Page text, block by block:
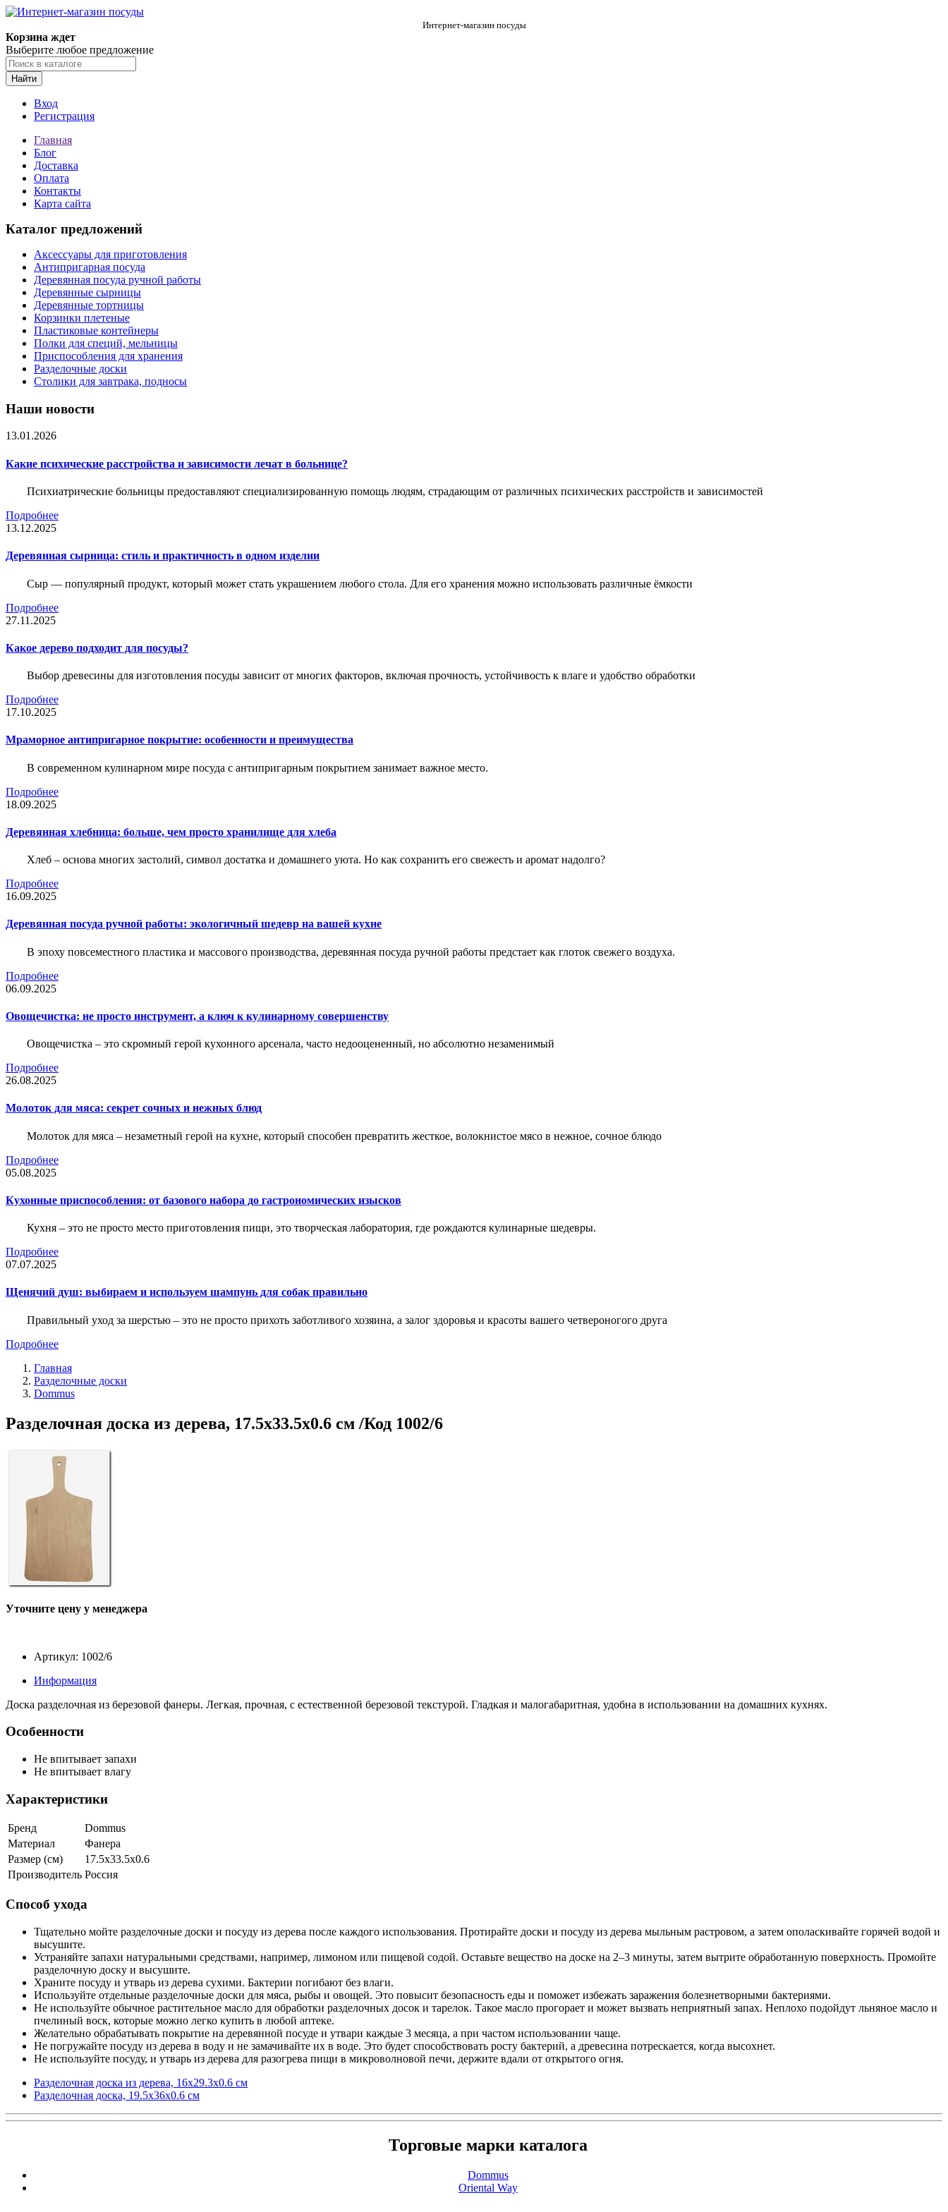
Интернет-магазин посуды
Корзина ждет
Выберите любое предложение
Найти
Вход
Регистрация
Главная
Блог
Доставка
Оплата
Контакты
Карта сайта
Каталог предложений
Аксессуары для приготовления
Антипригарная посуда
Деревянная посуда ручной работы
Деревянные сырницы
Деревянные тортницы
Корзинки плетеные
Пластиковые контейнеры
Полки для специй, мельницы
Приспособления для хранения
Разделочные доски
Столики для завтрака, подносы
Наши новости
13.01.2026
Какие психические расстройства и зависимости лечат в больнице?
Психиатрические больницы предоставляют специализированную помощь людям, страдающим от различных психических расстройств и зависимостей
Подробнее
13.12.2025
Деревянная сырница: стиль и практичность в одном изделии
Сыр — популярный продукт, который может стать украшением любого стола. Для его хранения можно использовать различные ёмкости
Подробнее
27.11.2025
Какое дерево подходит для посуды?
Выбор древесины для изготовления посуды зависит от многих факторов, включая прочность, устойчивость к влаге и удобство обработки
Подробнее
17.10.2025
Мраморное антипригарное покрытие: особенности и преимущества
В современном кулинарном мире посуда с антипригарным покрытием занимает важное место.
Подробнее
18.09.2025
Деревянная хлебница: больше, чем просто хранилище для хлеба
Хлеб – основа многих застолий, символ достатка и домашнего уюта. Но как сохранить его свежесть и аромат надолго?
Подробнее
16.09.2025
Деревянная посуда ручной работы: экологичный шедевр на вашей кухне
В эпоху повсеместного пластика и массового производства, деревянная посуда ручной работы предстает как глоток свежего воздуха.
Подробнее
06.09.2025
Овощечистка: не просто инструмент, а ключ к кулинарному совершенству
Овощечистка – это скромный герой кухонного арсенала, часто недооцененный, но абсолютно незаменимый
Подробнее
26.08.2025
Молоток для мяса: секрет сочных и нежных блюд
Молоток для мяса – незаметный герой на кухне, который способен превратить жесткое, волокнистое мясо в нежное, сочное блюдо
Подробнее
05.08.2025
Кухонные приспособления: от базового набора до гастрономических изысков
Кухня – это не просто место приготовления пищи, это творческая лаборатория, где рождаются кулинарные шедевры.
Подробнее
07.07.2025
Щенячий душ: выбираем и используем шампунь для собак правильно
Правильный уход за шерстью – это не просто прихоть заботливого хозяина, а залог здоровья и красоты вашего четвероногого друга
Подробнее
Главная
Разделочные доски
Dommus
Разделочная доска из дерева, 17.5х33.5х0.6 см /Код 1002/6
Уточните цену у менеджера
Артикул: 1002/6
Информация
Доска разделочная из березовой фанеры. Легкая, прочная, с естественной березовой текстурой. Гладкая и малогабаритная, удобна в использовании на домашних кухнях.
Особенности
Не впитывает запахи
Не впитывает влагу
Характеристики
Бренд
Dommus
Материал
Фанера
Размер (см)
17.5х33.5х0.6
Производитель Россия
Способ ухода
Тщательно мойте разделочные доски и посуду из дерева после каждого использования. Протирайте доски и посуду из дерева мыльным растровом, а затем ополаскивайте горячей водой и
высушите.
Устраняйте запахи натуральными средствами, например, лимоном или пищевой содой. Оставьте вещество на доске на 2–3 минуты, затем вытрите обработанную поверхность. Промойте
разделочную доску и высушите.
Храните посуду и утварь из дерева сухими. Бактерии погибают без влаги.
Используйте отдельные разделочные доски для мяса, рыбы и овощей. Это повысит безопасность еды и поможет избежать заражения болезнетворными бактериями.
Не используйте обычное растительное масло для обработки разделочных досок и тарелок. Такое масло прогорает и может вызвать неприятный запах. Неплохо подойдут льняное масло и
пчелиный воск, которые можно легко купить в любой аптеке.
Желательно обрабатывать покрытие на деревянной посуде и утвари каждые 3 месяца, а при частом использовании чаще.
Не погружайте посуду из дерева в воду и не замачивайте их в воде. Это будет способствовать росту бактерий, а древесина потрескается, когда высохнет.
Не используйте посуду, и утварь из дерева для разогрева пищи в микроволновой печи, держите вдали от открытого огня.
Разделочная доска из дерева, 16х29.3х0.6 см
Разделочная доска, 19.5х36х0.6 см
Торговые марки каталога
Dommus
Oriental Way